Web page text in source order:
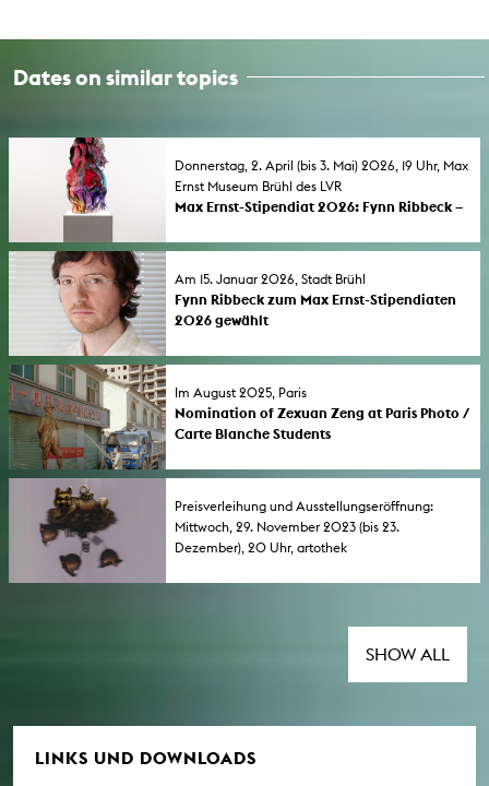
Dates on similar topics
Donnerstag, 2. April (bis 3. Mai) 2026, 19 Uhr, Max
Ernst Museum Brühl des LVR
Max Ernst-Stipendiat 2026: Fynn Ribbeck –
Verleihung und Ausstellungseröffnung: Der
10.000 Euro dotierte Max-Ernst-Stipendium
der Stadt Brühl.
Am 15. Januar 2026, Stadt Brühl
Fynn Ribbeck zum Max Ernst-Stipendiaten
2026 gewählt
wurde dem 30-jährigen Video- und
10.000 Euro dotiert.
Im August 2025, Paris
Nomination of Zexuan Zeng at Paris Photo /
Carte Blanche Students
Gares & Connexions have announced the
edition of Carte Blanche Students.
Preisverleihung und Ausstellungseröffnung:
Mittwoch, 29. November 2023 (bis 23.
Dezember), 20 Uhr, artothek
für Yoora Park
12.000 Euro dotierte Kölner
Förderstipendium, das mit einer Präsentation
SHOW ALL
LINKS UND DOWNLOADS